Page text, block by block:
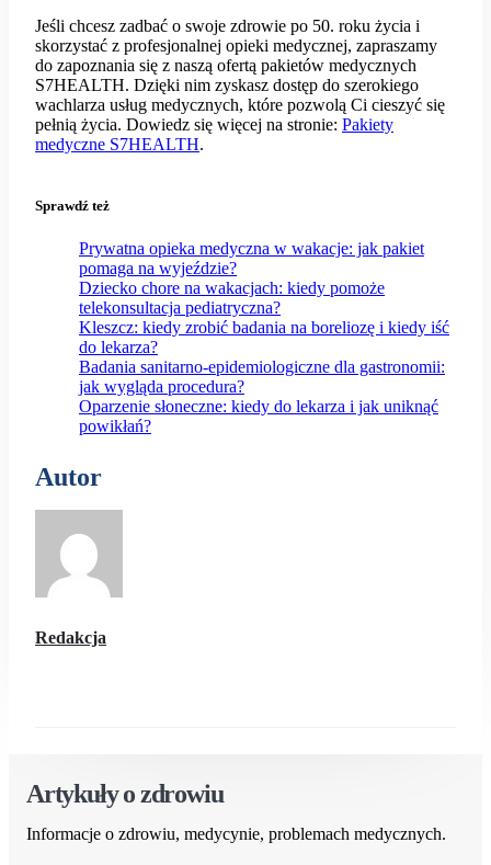
Jeśli chcesz zadbać o swoje zdrowie po 50. roku życia i
skorzystać z profesjonalnej opieki medycznej, zapraszamy
do zapoznania się z naszą ofertą pakietów medycznych
S7HEALTH. Dzięki nim zyskasz dostęp do szerokiego
wachlarza usług medycznych, które pozwolą Ci cieszyć się
pełnią życia. Dowiedz się więcej na stronie: Pakiety
medyczne S7HEALTH.
Sprawdź też
Prywatna opieka medyczna w wakacje: jak pakiet
pomaga na wyjeździe?
Dziecko chore na wakacjach: kiedy pomoże
telekonsultacja pediatryczna?
Kleszcz: kiedy zrobić badania na boreliozę i kiedy iść
do lekarza?
Badania sanitarno-epidemiologiczne dla gastronomii:
jak wygląda procedura?
Oparzenie słoneczne: kiedy do lekarza i jak uniknąć
powikłań?
Autor
Redakcja
Artykuły o zdrowiu
Informacje o zdrowiu, medycynie, problemach medycznych.